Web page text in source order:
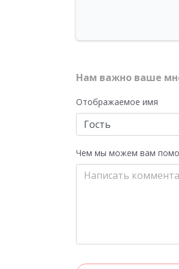
Нам важно ваше
Отображаемое имя
Чем мы можем вам